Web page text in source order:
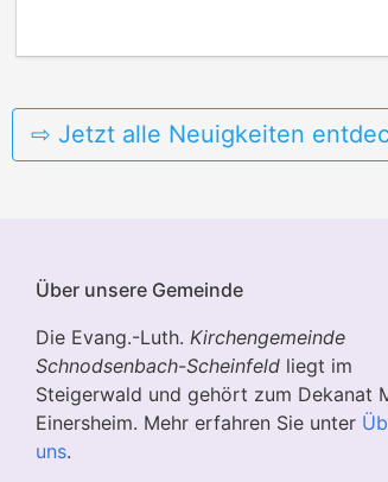
⇨ Jetzt alle Neuigkeiten
Über unsere Gemeinde
Die Evang.-Luth. Kirchengemeinde
Schnodsenbach-Scheinfeld liegt im
Steigerwald und gehört zum Dekanat
Einersheim. Mehr erfahren Sie unter
uns.